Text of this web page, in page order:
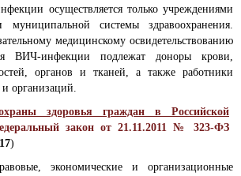
осуществляется только учреждениями
муниципальной системы здравоохранения.
медицинскому освидетельствованию
ВИЧ-инфекции подлежат доноры крови,
органов и тканей, а также работники
организаций.
здоровья граждан в Российской
закон от 21.11.2011 № 323-ФЗ
)
экономические и организационные